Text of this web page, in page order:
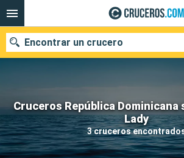
Cruceros República Dominicana
Lady
3 cruceros
Encontrar un crucero
Nuestros destinos
Fecha de salida